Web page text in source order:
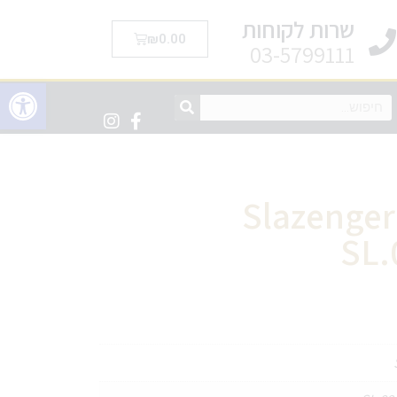
פתח
שרות לקוחות
03-5799111
₪0.00
שעון שליזינגר Slazenger